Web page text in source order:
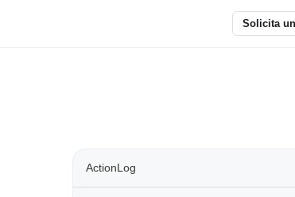
Solicita
ActionLog